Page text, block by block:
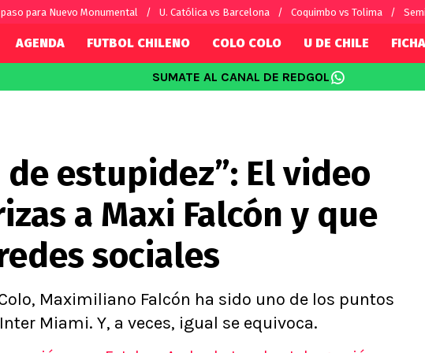
para Nuevo Monumental U. Católica vs Barcelona Coquimbo vs Tolima
Alexis Sánchez
Carlos Palacios
Chilenos por el mundo
Fútbol Argentino
Fútbol Brasileño
Conference
Ligue 1
Premier
Serie A
AGENDA FUTBOL CHILENO COLO COLO U DE CHILE
SUMATE AL CANAL DE REDGOL
estupidez”: El video
a Maxi Falcón y que
sociales
Maximiliano Falcón ha sido uno de los puntos
Miami. Y, a veces, igual se equivoca.